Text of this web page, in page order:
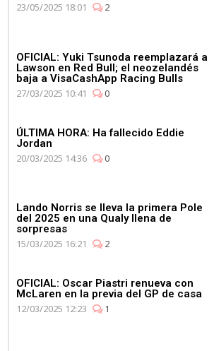
23/05/2025 18:01
2
OFICIAL: Yuki Tsunoda reemplazará a
Lawson en Red Bull; el neozelandés
baja a VisaCashApp Racing Bulls
27/03/2025 10:41
0
ÚLTIMA HORA: Ha fallecido Eddie
Jordan
20/03/2025 14:36
0
Lando Norris se lleva la primera Pole
del 2025 en una Qualy llena de
sorpresas
15/03/2025 16:21
2
OFICIAL: Oscar Piastri renueva con
McLaren en la previa del GP de casa
12/03/2025 12:23
1